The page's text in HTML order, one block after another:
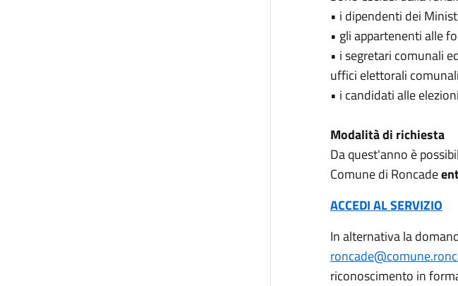
• i dipendenti dei
• gli appartenenti alle
• i segretari comunali
uffici elettorali
• i candidati alle
Modalità di richiesta
Da quest'anno è
Comune di Roncade
ACCEDI AL SERVIZIO
In alternativa la
riconoscimento in